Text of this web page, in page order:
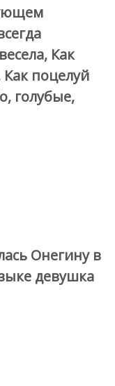
Как
поцелуй
голубые,
Онегину в
девушка